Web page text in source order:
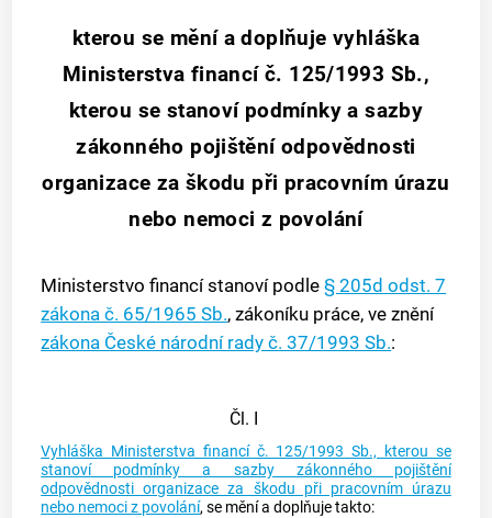
kterou se mění a doplňuje vyhláška
Ministerstva financí č. 125/1993 Sb.,
kterou se stanoví podmínky a sazby
zákonného pojištění odpovědnosti
organizace za škodu při pracovním úrazu
nebo nemoci z povolání
Ministerstvo financí stanoví podle§ 205d odst. 7
zákona č. 65/1965 Sb., zákoníku práce, ve znění
zákona České národní rady č. 37/1993 Sb.:
Čl. I
Vyhláška Ministerstva financí č. 125/1993 Sb., kterou se
stanoví podmínky a sazby zákonného pojištění
odpovědnosti organizace za škodu při pracovním úrazu
nebo nemoci z povolání, se mění a doplňuje takto: